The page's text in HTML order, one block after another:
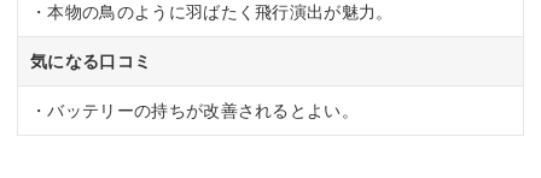
・本物の鳥のように羽ばたく飛行演出が魅力。
気になる口コミ
・バッテリーの持ちが改善されるとよい。